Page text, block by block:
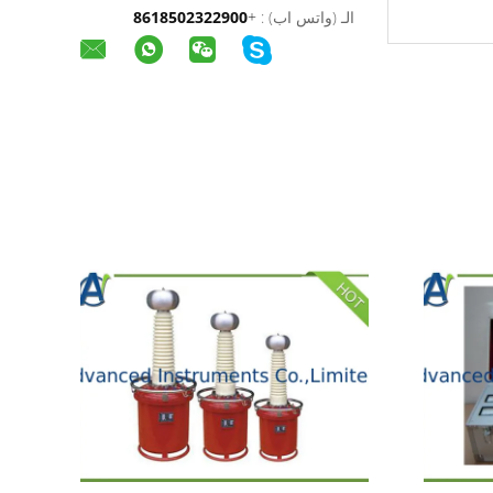
الـ (واتس اب) : +
8618502322900